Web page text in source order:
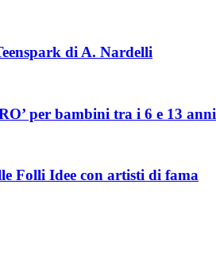
di A. Nardelli
per bambini tra i 6 e 13 anni
Folli Idee con artisti di fama